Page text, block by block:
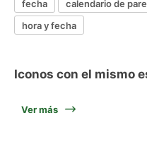
fecha
calendario de
hora y fecha
Iconos con el mismo
Ver más